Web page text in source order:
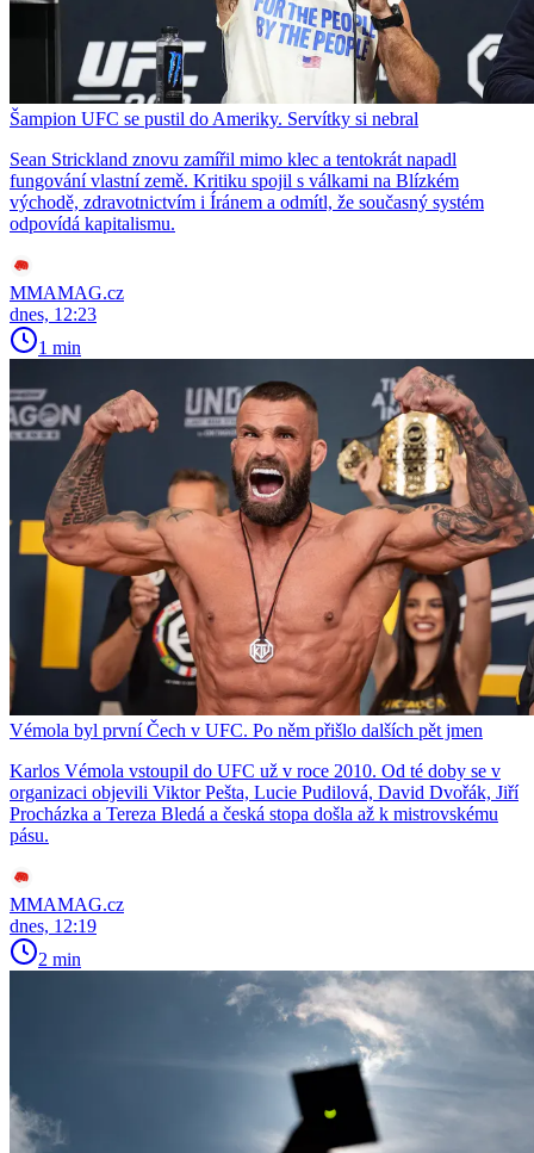
Šampion UFC se pustil do Ameriky. Servítky si nebral
Sean Strickland znovu zamířil mimo klec a tentokrát napadl
fungování vlastní země. Kritiku spojil s válkami na Blízkém
východě, zdravotnictvím i Íránem a odmítl, že současný systém
odpovídá kapitalismu.
MMAMAG.cz
dnes, 12:23
1 min
Vémola byl první Čech v UFC. Po něm přišlo dalších pět jmen
Karlos Vémola vstoupil do UFC už v roce 2010. Od té doby se v
organizaci objevili Viktor Pešta, Lucie Pudilová, David Dvořák, Jiří
Procházka a Tereza Bledá a česká stopa došla až k mistrovskému
pásu.
MMAMAG.cz
dnes, 12:19
2 min